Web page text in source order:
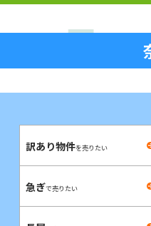
訳あり物件を売りたい
急ぎで売りたい